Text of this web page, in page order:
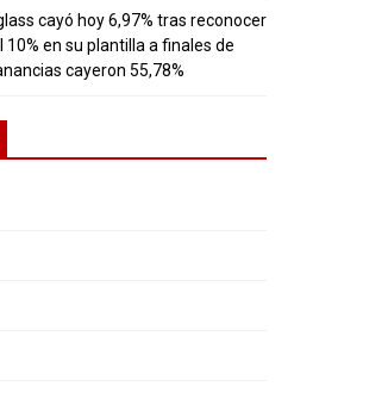
cayó hoy 6,97% tras reconocer
10% en su plantilla a finales de
cayeron 55,78%